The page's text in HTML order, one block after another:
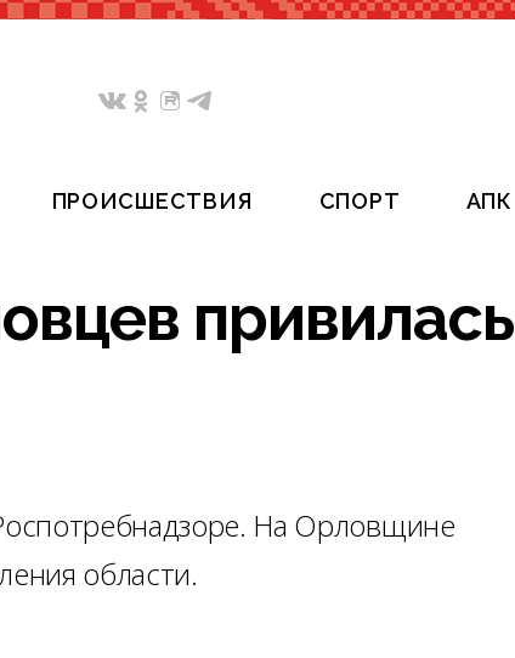
ПРОИСШЕСТВИЯ СПОРТ АПК
привилась
На Орловщине
области.